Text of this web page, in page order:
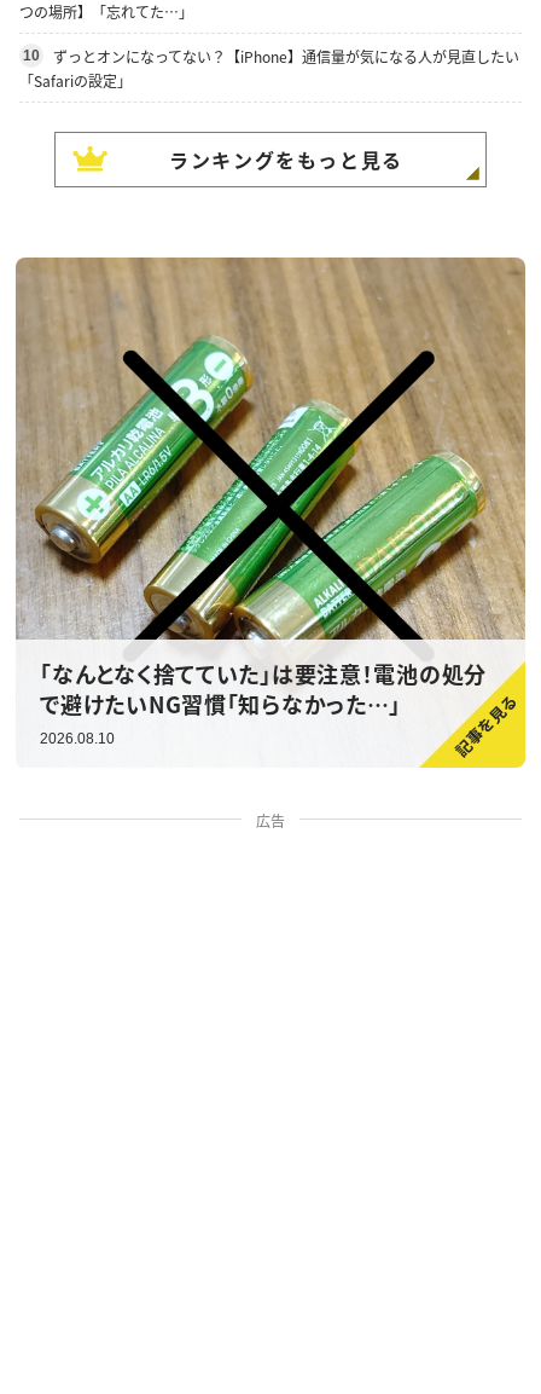
つの場所】「忘れてた…」
10
ずっとオンになってない？【iPhone】通信量が気になる人が見直したい
「Safariの設定」
ランキングをもっと見る
「なんとなく捨てていた」は要注意！電池の処分
で避けたいNG習慣「知らなかった…」
2026.08.10
広告